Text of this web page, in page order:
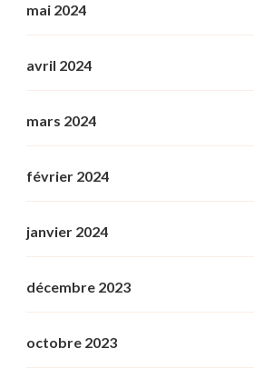
mai 2024
avril 2024
mars 2024
février 2024
janvier 2024
décembre 2023
octobre 2023